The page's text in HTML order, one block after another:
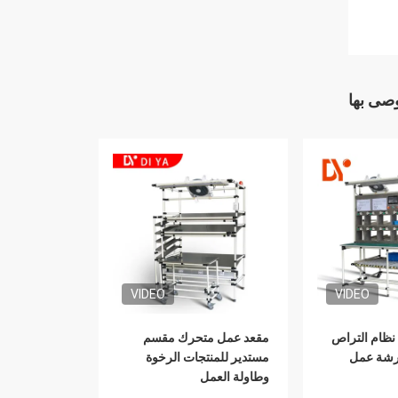
بها
VIDEO
مقعد عمل متحرك مقسم
مستدير للمنتجات الرخوة
وطاولة العمل
VIDEO
نظام التراص
عمل